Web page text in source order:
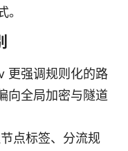
更强调规则化的路
向全局加密与隧道
点标签、分流规